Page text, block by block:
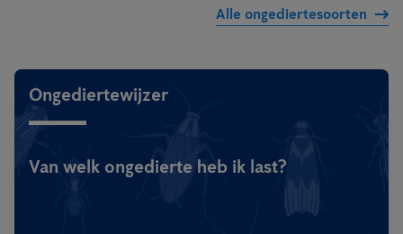
Alle ongediertesoorten
Ongediertewijzer
Van welk ongedierte heb ik last?